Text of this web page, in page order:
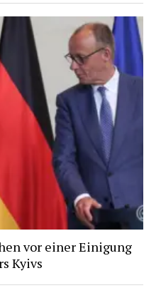
vor einer Einigung
Kyivs